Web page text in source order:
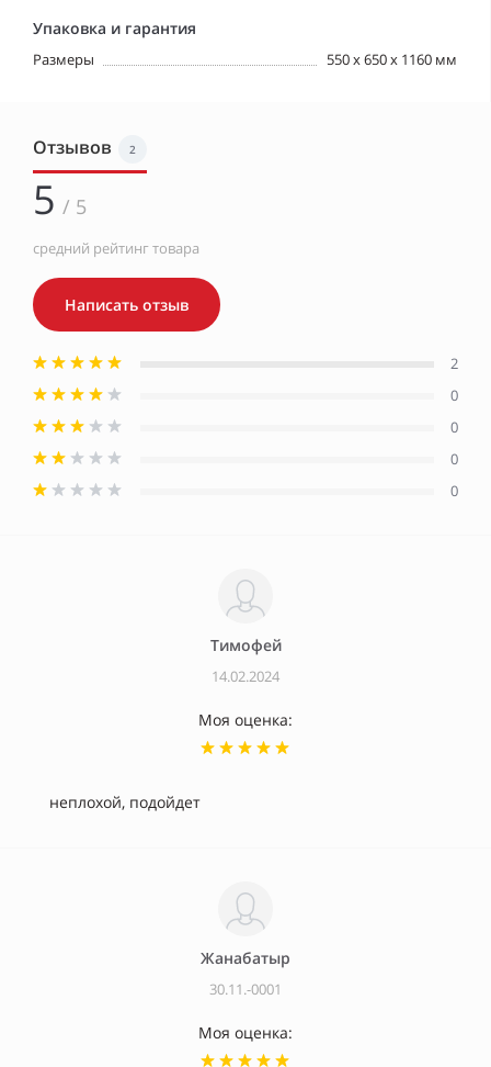
Упаковка и гарантия
Размеры 550 x 650 x 1160 мм
Отзывов 2
5 / 5
средний рейтинг товара
Написать отзыв
2
0
0
0
0
Тимофей
14.02.2024
Моя оценка:
неплохой, подойдет
Жанабатыр
30.11.-0001
Моя оценка: